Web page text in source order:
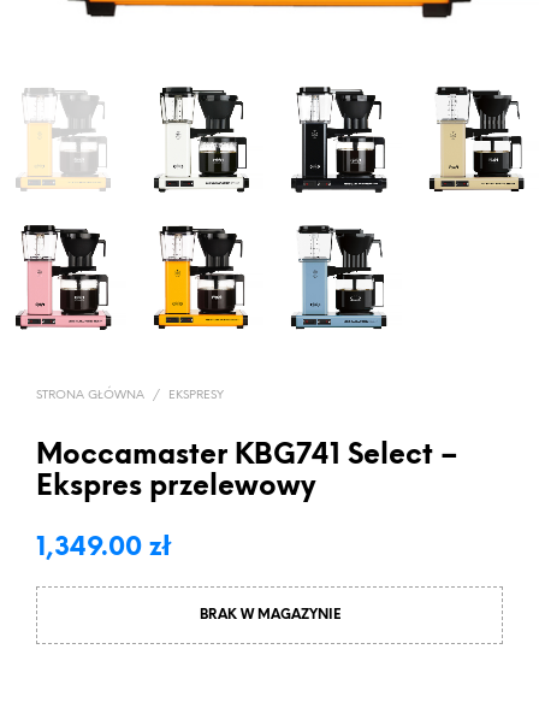
STRONA GŁÓWNA / EKSPRESY
Moccamaster KBG741 Select –
Ekspres przelewowy
1,349.00 zł
BRAK W MAGAZYNIE